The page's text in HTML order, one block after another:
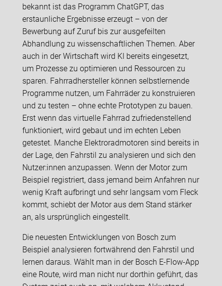
bekannt ist das Programm ChatGPT, das
erstaunliche Ergebnisse erzeugt – von der
Bewerbung auf Zuruf bis zur ausgefeilten
Abhandlung zu wissenschaftlichen Themen. Aber
auch in der Wirtschaft wird KI bereits eingesetzt,
um Prozesse zu optimieren und Ressourcen zu
sparen. Fahrradhersteller können selbstlernende
Programme nutzen, um Fahrräder zu konstruieren
und zu testen – ohne echte Prototypen zu bauen.
Erst wenn das virtuelle Fahrrad zufriedenstellend
funktioniert, wird gebaut und im echten Leben
getestet. Manche Elektroradmotoren sind bereits in
der Lage, den Fahrstil zu analysieren und sich den
Nutzer:innen anzupassen. Wenn der Motor zum
Beispiel registriert, dass jemand beim Anfahren nur
wenig Kraft aufbringt und sehr langsam vom Fleck
kommt, schiebt der Motor aus dem Stand stärker
an, als ursprünglich eingestellt.
Die neuesten Entwicklungen von Bosch zum
Beispiel analysieren fortwährend den Fahrstil und
lernen daraus. Wählt man in der Bosch E-Flow-App
eine Route, wird man nicht nur dorthin geführt, das